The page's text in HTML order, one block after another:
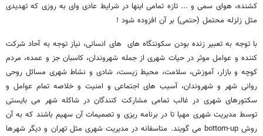
کشنده، هوای سمی و ... تازه تمامی اینها در شرایط عادی وای به روزی که تهدیدی
مثل زلزله محتمل (حتمی) بر آن افزوده شود !
با توجه به تعبیر زنده بودن سکونتگاه های های انسانی، نیاز توجه به آحاد شرکت
کننده و عوامل موثر در حیات شهری از جمله شهروندان، کاسبان جز و عمده، مردم
کوچه و بازار، آموزش، سلامت، محیط زیست، شادی و نشاط شهری مسائل روحی
روانی شهر و شهروندان، آسیب های اجتماعی و امنیت و خلاصه تمام عوامل و
سکتورهای شهری در غالب تمامی مشارکت کنندگان در شاکله شهر می بایستی
توسط مدیریت شهری مهیا تا در برنامه ریزی و تصمیمات آن سهیم باشند که به آن
روش bottom-up می گویند. متاسفانه در مدیریت شهری مثل تهران و دیگر شهرها